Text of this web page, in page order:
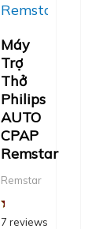
Máy
Trợ
Thở
Philips
AUTO
CPAP
Remstar
Remstar
7 reviews